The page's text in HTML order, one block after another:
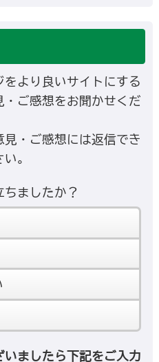
より良いサイトにする
ご感想をお聞かせくだ
・ご感想には返信でき
。
ましたか？
ましたら下記をご入力